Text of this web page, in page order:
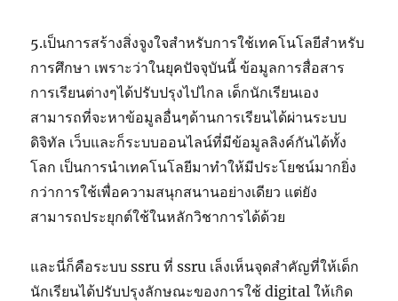
5.เป็นการสร้างสิ่งจูงใจสำหรับการใช้เทคโนโลยีสำหรับ
การศึกษา เพราะว่าในยุคปัจจุบันนี้ ข้อมูลการสื่อสาร
การเรียนต่างๆได้ปรับปรุงไปไกล เด็กนักเรียนเอง
สามารถที่จะหาข้อมูลอื่นๆด้านการเรียนได้ผ่านระบบ
ดิจิทัล เว็บและก็ระบบออนไลน์ที่มีข้อมูลลิงค์กันได้ทั้ง
โลก เป็นการนำเทคโนโลยีมาทำให้มีประโยชน์มากยิ่ง
กว่าการใช้เพื่อความสนุกสนานอย่างเดียว แต่ยัง
สามารถประยุกต์ใช้ในหลักวิชาการได้ด้วย
และนี่ก็คือระบบ ssru ที่ ssru เล็งเห็นจุดสำคัญที่ให้เด็ก
นักเรียนได้ปรับปรุงลักษณะของการใช้ digital ให้เกิด